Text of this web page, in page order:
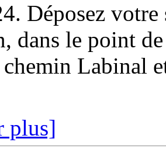
Déposez votre
dans le point
Labinal
plus]